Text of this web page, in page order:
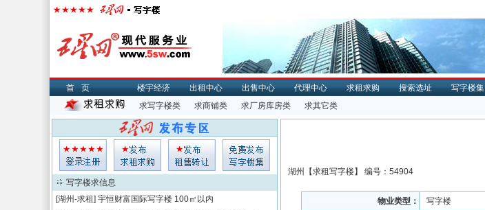
首页 楼宇经济 出租中心 出售中心 代理中心 求租求购 搜索选址 写字楼集
求写字楼类
求商铺类 求厂房库房类 求其它类
湖州【求租写字楼】 编号：54904
物业类型：
写字楼
写字楼求信息
[湖州-求租] 宇恒财富国际写字楼 100㎡以内